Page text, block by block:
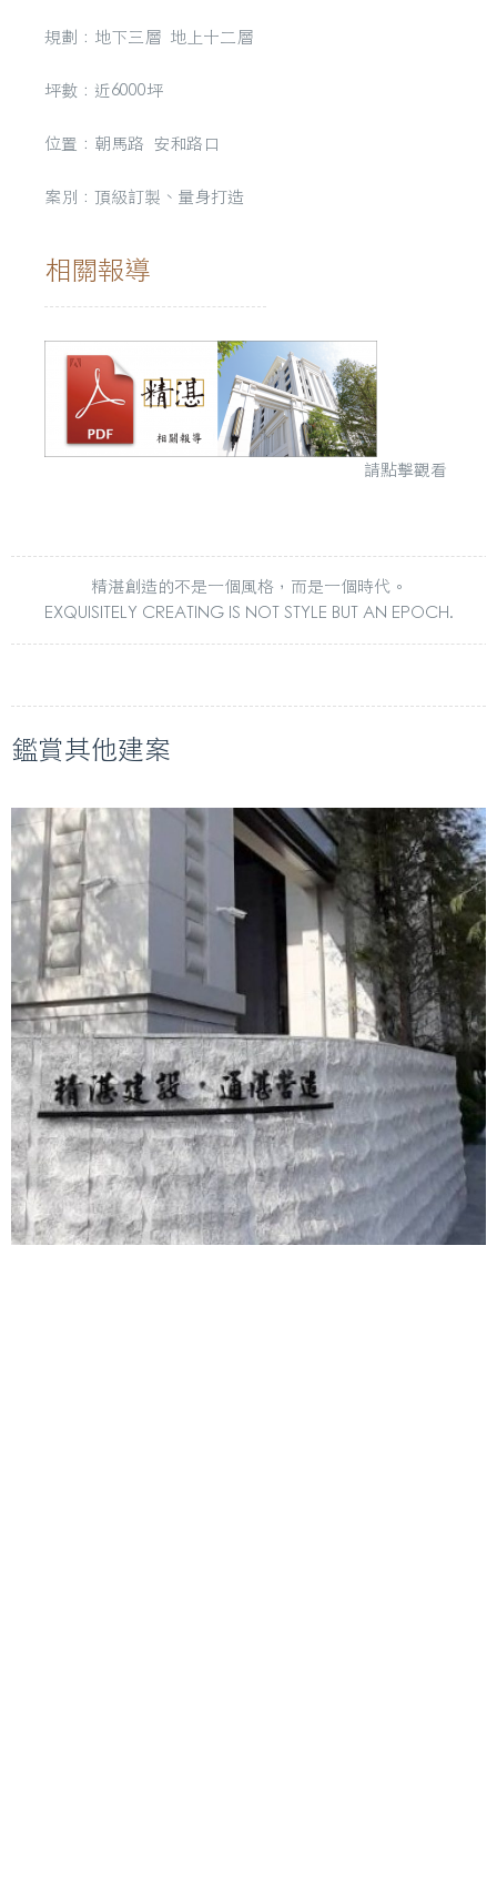
規劃：地下三層 地上十二層
坪數：近6000坪
位置：朝馬路 安和路口
案別：頂級訂製、量身打造
相關報導
請點擊觀看
精湛創造的不是一個風格，而是一個時代。
EXQUISITELY CREATING IS NOT STYLE BUT AN EPOCH.
鑑賞其他建案